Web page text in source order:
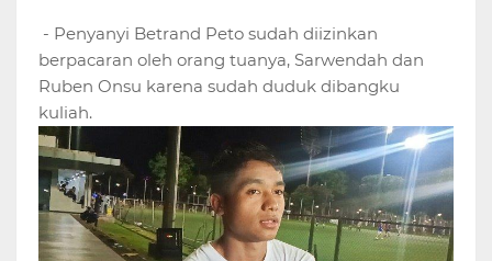
- Penyanyi Betrand Peto sudah diizinkan
berpacaran oleh orang tuanya, Sarwendah dan
Ruben Onsu karena sudah duduk dibangku
kuliah.